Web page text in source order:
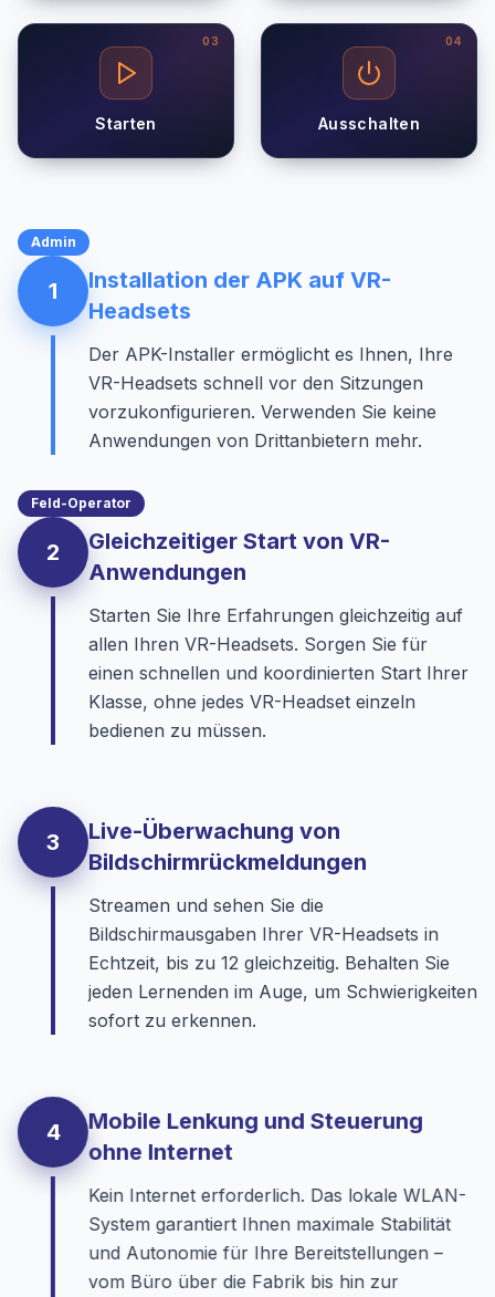
Starten
03
Ausschalten
04
Admin
1
Installation der APK auf VR-
Headsets
Der APK-Installer ermöglicht es Ihnen, Ihre
VR-Headsets schnell vor den Sitzungen
vorzukonfigurieren. Verwenden Sie keine
Anwendungen von Drittanbietern mehr.
Feld-Operator
2
Gleichzeitiger Start von VR-
Anwendungen
Starten Sie Ihre Erfahrungen gleichzeitig auf
allen Ihren VR-Headsets. Sorgen Sie für
einen schnellen und koordinierten Start Ihrer
Klasse, ohne jedes VR-Headset einzeln
bedienen zu müssen.
3
Live-Überwachung von
Bildschirmrückmeldungen
Streamen und sehen Sie die
Bildschirmausgaben Ihrer VR-Headsets in
Echtzeit, bis zu 12 gleichzeitig. Behalten Sie
jeden Lernenden im Auge, um Schwierigkeiten
sofort zu erkennen.
4
Mobile Lenkung und Steuerung
ohne Internet
Kein Internet erforderlich. Das lokale WLAN-
System garantiert Ihnen maximale Stabilität
und Autonomie für Ihre Bereitstellungen –
vom Büro über die Fabrik bis hin zur